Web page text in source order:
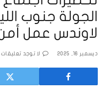
الجولة جنوب
لاوندس عمل أمن
ديسمبر 16, 2025 لا توجد تعليقات